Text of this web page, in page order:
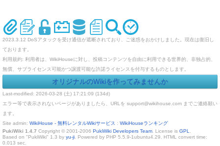
2023.3.12 DoSアタックを受け通信が遮断されており、ご迷惑をおかけしました。現在は復旧し
ております。
利用規約: 利用者は、WikiHouseに対し、投稿コンテンツを自由に利用できる世界的、非独占的、
無償、サブライセンス可能かつ譲渡可能な許諾ライセンスを付与するものとします。
オリジナルのWikiを作ってみませんか
Last-modified: 2026-03-28 (土) 17:21:09 (134d)
エラー等で表示されないページがありましたら、URLを support@wikihouse.com までご連絡願い
ます。
Site admin: WikiHouse - 無料レンタルWikiサービス : WikiHouseランキング
PukiWiki 1.4.7 Copyright © 2001-2006 PukiWiki Developers Team . License is GPL
Based on "PukiWiki" 1.3 by yu-ji . Powered by PHP 5.5.9-1ubuntu4.29. HTML convert time:
0.013 sec.